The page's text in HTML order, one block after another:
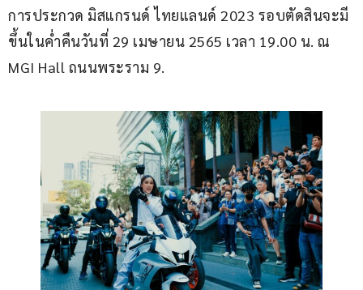
การประกวด มิสแกรนด์ ไทยแลนด์ 2023 รอบตัดสินจะมี
ขึ้นในค่ำคืนวันที่ 29 เมษายน 2565 เวลา 19.00 น. ณ
MGI Hall ถนนพระราม 9.